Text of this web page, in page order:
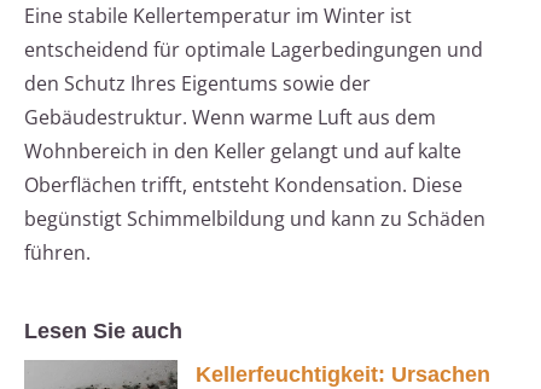
Eine stabile Kellertemperatur im Winter ist
entscheidend für optimale Lagerbedingungen und
den Schutz Ihres Eigentums sowie der
Gebäudestruktur. Wenn warme Luft aus dem
Wohnbereich in den Keller gelangt und auf kalte
Oberflächen trifft, entsteht Kondensation. Diese
begünstigt Schimmelbildung und kann zu Schäden
führen.
Lesen Sie auch
Kellerfeuchtigkeit: Ursachen